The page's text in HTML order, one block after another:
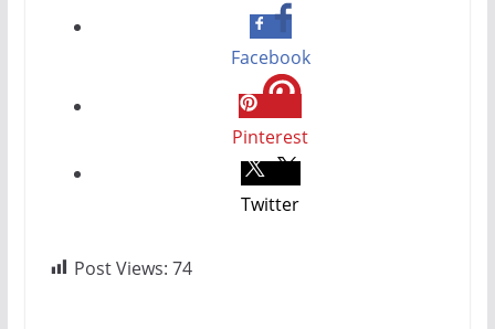
Facebook
Pinterest
Twitter
Post Views: 74